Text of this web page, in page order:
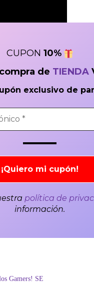
CUPON 10%
de TIENDA
exclusivo de
política de
información.
Gamers! SE